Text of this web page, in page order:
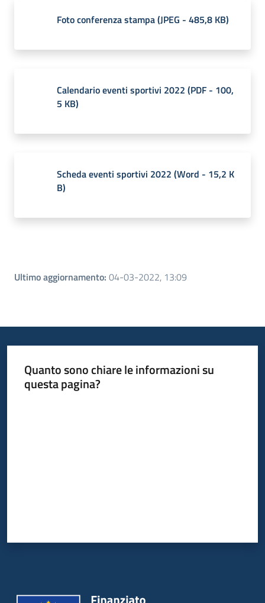
Foto conferenza stampa(JPEG - 485,8 KB)
Calendario eventi sportivi 2022 (PDF - 100,
5 KB)
Scheda eventi sportivi 2022 (Word - 15,2 K
B)
Ultimo aggiornamento: 04-03-2022, 13:09
Quanto sono chiare le informazioni su
questa pagina?